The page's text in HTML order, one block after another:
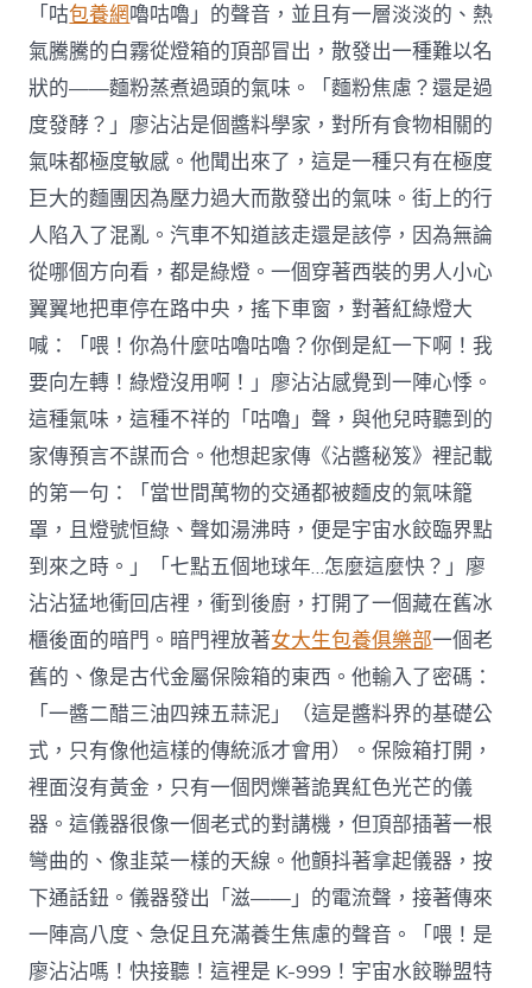
「咕包養網嚕咕嚕」的聲音，並且有一層淡淡的、熱
氣騰騰的白霧從燈箱的頂部冒出，散發出一種難以名
狀的——麵粉蒸煮過頭的氣味。「麵粉焦慮？還是過
度發酵？」廖沾沾是個醬料學家，對所有食物相關的
氣味都極度敏感。他聞出來了，這是一種只有在極度
巨大的麵團因為壓力過大而散發出的氣味。街上的行
人陷入了混亂。汽車不知道該走還是該停，因為無論
從哪個方向看，都是綠燈。一個穿著西裝的男人小心
翼翼地把車停在路中央，搖下車窗，對著紅綠燈大
喊：「喂！你為什麼咕嚕咕嚕？你倒是紅一下啊！我
要向左轉！綠燈沒用啊！」廖沾沾感覺到一陣心悸。
這種氣味，這種不祥的「咕嚕」聲，與他兒時聽到的
家傳預言不謀而合。他想起家傳《沾醬秘笈》裡記載
的第一句：「當世間萬物的交通都被麵皮的氣味籠
罩，且燈號恒綠、聲如湯沸時，便是宇宙水餃臨界點
到來之時。」「七點五個地球年…怎麼這麼快？」廖
沾沾猛地衝回店裡，衝到後廚，打開了一個藏在舊冰
櫃後面的暗門。暗門裡放著女大生包養俱樂部一個老
舊的、像是古代金屬保險箱的東西。他輸入了密碼：
「一醬二醋三油四辣五蒜泥」（這是醬料界的基礎公
式，只有像他這樣的傳統派才會用）。保險箱打開，
裡面沒有黃金，只有一個閃爍著詭異紅色光芒的儀
器。這儀器很像一個老式的對講機，但頂部插著一根
彎曲的、像韭菜一樣的天線。他顫抖著拿起儀器，按
下通話鈕。儀器發出「滋——」的電流聲，接著傳來
一陣高八度、急促且充滿養生焦慮的聲音。「喂！是
廖沾沾嗎！快接聽！這裡是 K-999！宇宙水餃聯盟特